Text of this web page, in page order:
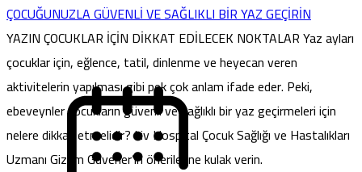
ÇOCUĞUNUZLA GÜVENLİ VE SAĞLIKLI BİR YAZ GEÇİRİN
YAZIN ÇOCUKLAR İÇİN DİKKAT EDİLECEK NOKTALAR Yaz ayları
çocuklar için, eğlence, tatil, dinlenme ve heyecan veren
aktivitelerin yapılması gibi pek çok anlam ifade eder. Peki,
ebeveynler çocukların güvenli ve sağlıklı bir yaz geçirmeleri için
nelere dikkat etmelidir? Liv Hospital Çocuk Sağlığı ve Hastalıkları
Uzmanı Gizem Güvener’in önerilerine kulak verin.